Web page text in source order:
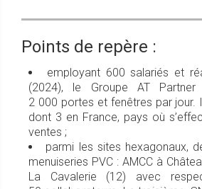
Points de repère :
employant 600 salariés et
(2024), le Groupe AT
2 000 portes et fenêtres par jour.
dont 3 en France, pays où
ventes ;
parmi les sites hexagonaux,
menuiseries PVC : AMCC à
La Cavalerie (12) avec